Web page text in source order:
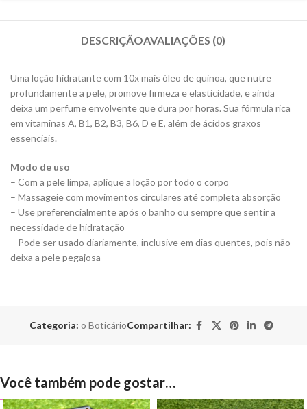
DESCRIÇÃOAVALIAÇÕES (0)
Uma loção hidratante com 10x mais óleo de quinoa, que nutre
profundamente a pele, promove firmeza e elasticidade, e ainda
deixa um perfume envolvente que dura por horas. Sua fórmula rica
em vitaminas A, B1, B2, B3, B6, D e E, além de ácidos graxos
essenciais.
Modo de uso
– Com a pele limpa, aplique a loção por todo o corpo
– Massageie com movimentos circulares até completa absorção
– Use preferencialmente após o banho ou sempre que sentir a
necessidade de hidratação
– Pode ser usado diariamente, inclusive em dias quentes, pois não
deixa a pele pegajosa
Categoria: o BoticárioCompartilhar:
Você também pode gostar…